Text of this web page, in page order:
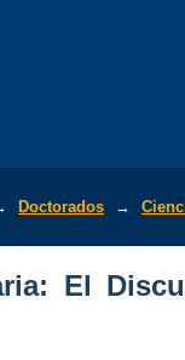
Doctorados →
El